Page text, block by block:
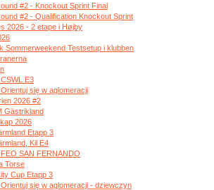
#2 - Knockout Sprint Final
#2 - Qualification Knockout Sprint
2026 - 2 etape i Højby
Sommerweekend Testsetup i klubben
E3
się w aglomeracji
2026 #2
Gästrikland
2026
Etapp 3
Kil E4
SAN FERNANDO
Torse
Cup Etapp 3
się w aglomeracji - dziewczyn